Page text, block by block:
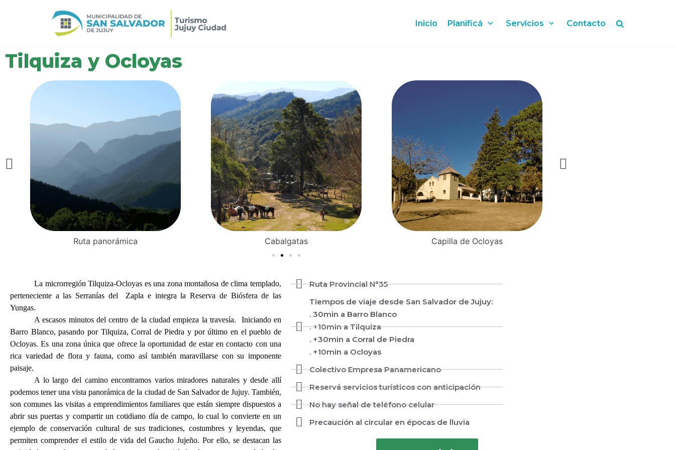
Inicio Planificá Servicios Contacto
Tilquiza y Ocloyas
Ruta panorámica Cabalgatas Capilla de Ocloyas
La microrregión Tilquiza-Ocloyas es una zona montañosa de clima templado,
perteneciente a las Serranías del Zapla e integra la Reserva de Biósfera de las
Yungas.
A escasos minutos del centro de la ciudad empieza la travesía. Iniciando en
Barro Blanco, pasando por Tilquiza, Corral de Piedra y por último en el pueblo de
Ocloyas. Es una zona única que ofrece la oportunidad de estar en contacto con una
rica variedad de flora y fauna, como así también maravillarse con su imponente
paisaje.
A lo largo del camino encontramos varios miradores naturales y desde allí
podemos tener una vista panorámica de la ciudad de San Salvador de Jujuy. También,
son comunes las visitas a emprendimientos familiares que están siempre dispuestos a
abrir sus puertas y compartir un cotidiano día de campo, lo cual lo convierte en un
ejemplo de conservación cultural de sus tradiciones, costumbres y leyendas, que
permiten comprender el estilo de vida del Gaucho Jujeño. Por ello, se destacan las
Ruta Provincial N°35
Tiempos de viaje desde San Salvador de Jujuy:
. 30min a Barro Blanco
. +10min a Tilquiza
. +30min a Corral de Piedra
. +10min a Ocloyas
Colectivo Empresa Panamericano
Reservá servicios turísticos con anticipación
No hay señal de teléfono celular
Precaución al circular en épocas de lluvia